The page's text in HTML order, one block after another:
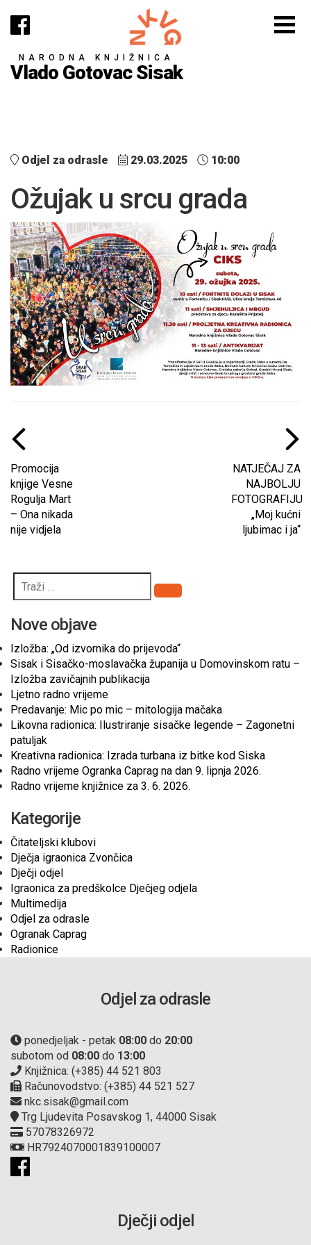
NARODNA KNJIŽNICA
Vlado Gotovac Sisak
Odjel za odrasle 29.03.2025 10:00
Ožujak u srcu grada
Promocija
knjige Vesne
Rogulja Mart
– Ona nikada
nije vidjela
NATJEČAJ ZA
NAJBOLJU
FOTOGRAFIJU
„Moj kućni
ljubimac i ja“
Pretraži
Nove objave
Izložba: „Od izvornika do prijevoda“
Sisak i Sisačko-moslavačka županija u Domovinskom ratu –
Izložba zavičajnih publikacija
Ljetno radno vrijeme
Predavanje: Mic po mic – mitologija mačaka
Likovna radionica: Ilustriranje sisačke legende – Zagonetni
patuljak
Kreativna radionica: Izrada turbana iz bitke kod Siska
Radno vrijeme Ogranka Caprag na dan 9. lipnja 2026.
Radno vrijeme knjižnice za 3. 6. 2026.
Kategorije
Čitateljski klubovi
Dječja igraonica Zvončica
Dječji odjel
Igraonica za predškolce Dječjeg odjela
Multimedija
Odjel za odrasle
Ogranak Caprag
Radionice
Odjel za odrasle
ponedjeljak - petak 08:00 do 20:00
subotom od 08:00 do 13:00
Knjižnica: (+385) 44 521 803
Računovodstvo: (+385) 44 521 527
nkc.sisak@gmail.com
Trg Ljudevita Posavskog 1, 44000 Sisak
57078326972
HR7924070001839100007
Dječji odjel